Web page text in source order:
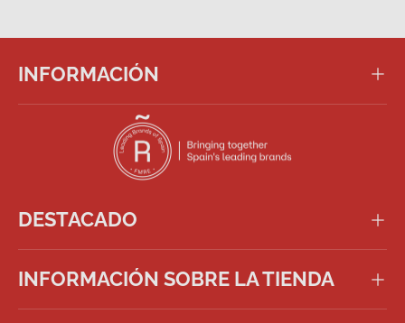
INFORMACIÓN
DESTACADO
INFORMACIÓN SOBRE LA TIENDA